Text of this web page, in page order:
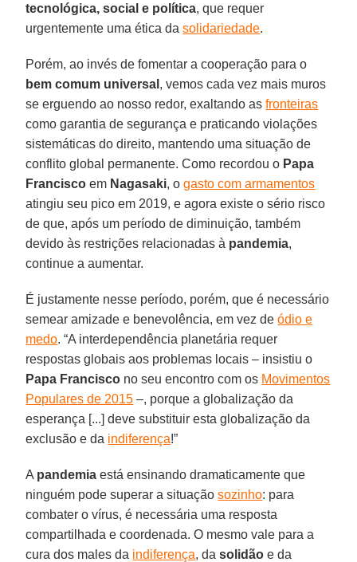
tecnológica, social e política, que requer
urgentemente uma ética dasolidariedade.
Porém, ao invés de fomentar a cooperação para o
bem comum universal , vemos cada vez mais muros
se erguendo ao nosso redor, exaltando asfronteiras
como garantia de segurança e praticando violações
sistemáticas do direito, mantendo uma situação de
conflito global permanente. Como recordou o Papa
Francisco em Nagasaki, ogasto com armamentos
atingiu seu pico em 2019, e agora existe o sério risco
de que, após um período de diminuição, também
devido às restrições relacionadas à pandemia,
continue a aumentar.
É justamente nesse período, porém, que é necessário
semear amizade e benevolência, em vez deódio e
medo. “A interdependência planetária requer
respostas globais aos problemas locais – insistiu o
Papa Francisco no seu encontro com os Movimentos
Populares de 2015 –, porque a globalização da
esperança [...] deve substituir esta globalização da
exclusão e da indiferença!”
A pandemia está ensinando dramaticamente que
ninguém pode superar a situaçãosozinho: para
combater o vírus, é necessária uma resposta
compartilhada e coordenada. O mesmo vale para a
cura dos males da indiferença, dasolidão e da